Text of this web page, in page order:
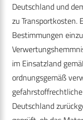
Deutschland und
zu Transportkosten.
Bestimmungen
im Einsatzland
ordnungsgemäß
Deutschland